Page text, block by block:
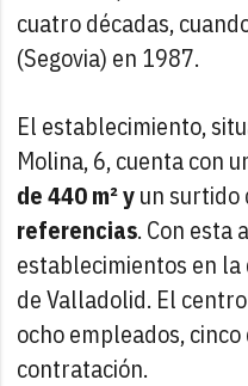
cuatro décadas,
(Segovia) en 1987.
El establecimiento,
Molina, 6, cuenta con
de 440 m² yun surtido
referencias. Con esta
establecimientos en
de Valladolid. El
ocho empleados,
contratación.